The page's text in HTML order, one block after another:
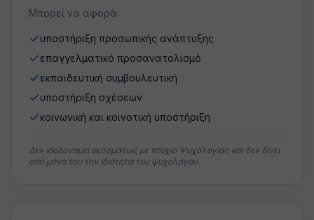
Μπορεί να αφορά:
υποστήριξη προσωπικής ανάπτυξης
επαγγελματικό προσανατολισμό
εκπαιδευτική συμβουλευτική
υποστήριξη σχέσεων
κοινωνική και κοινοτική υποστήριξη
Δεν ισοδυναμεί αυτομάτως με πτυχίο Ψυχολογίας και δεν δίνει
από μόνο του την ιδιότητα του ψυχολόγου.